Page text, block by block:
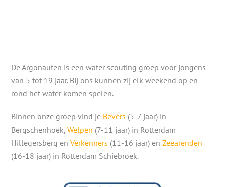
De Argonauten is een water scouting groep voor jongens
van 5 tot 19 jaar. Bij ons kunnen zij elk weekend op en
rond het water komen spelen.
Binnen onze groep vind je Bevers (5-7 jaar) in
Bergschenhoek,Welpen (7-11 jaar) in Rotterdam
Hillegersberg enVerkenners (11-16 jaar) enZeearenden
(16-18 jaar) in Rotterdam Schiebroek.